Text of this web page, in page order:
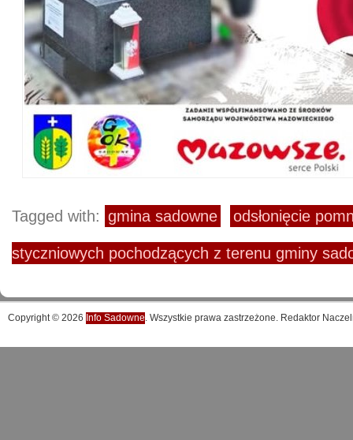
Tagged with: gmina sadowne odsłonięcie
styczniowych pochodzących z terenu gminy
Copyright © 2026 Info Sadowne. Wszystkie prawa zastrzeżone. Redaktor